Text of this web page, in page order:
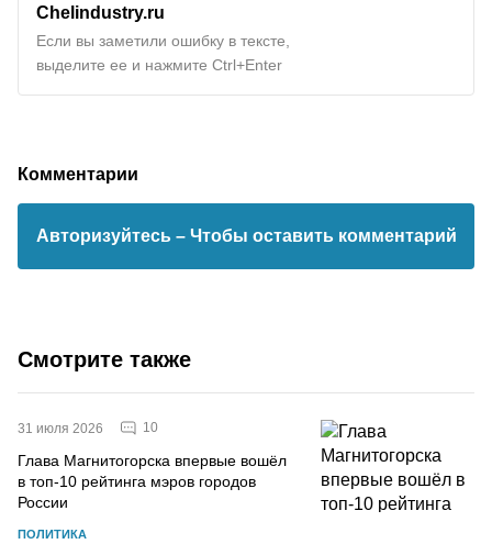
Chelindustry.ru
Если вы заметили ошибку в тексте,
выделите ее и нажмите Ctrl+Enter
Комментарии
Авторизуйтесь – Чтобы оставить комментарий
Смотрите также
31 июля 2026 10
Глава Магнитогорска впервые вошёл
в топ-10 рейтинга мэров городов
России
ПОЛИТИКА